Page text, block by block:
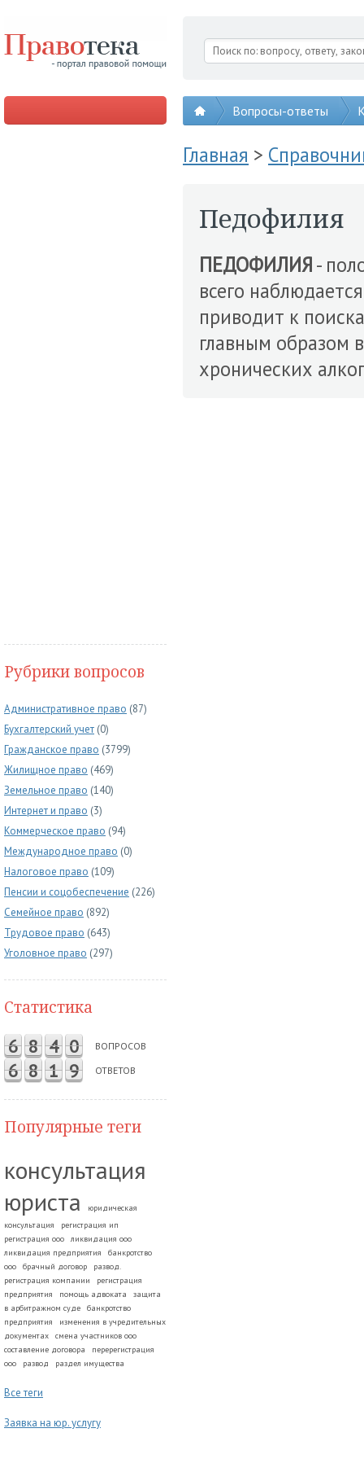
Вопросы-ответы
Рубрики вопросов
Административное право (87)
Бухгалтерский учет (0)
Гражданское право (3799)
Жилищное право (469)
Земельное право (140)
Интернет и право (3)
Коммерческое право (94)
Международное право (0)
Налоговое право (109)
Пенсии и соцобеспечение (226)
Семейное право (892)
Трудовое право (643)
Уголовное право (297)
Статистика
6 8 4 0 ВОПРОСОВ
6 8 1 9 ОТВЕТОВ
Популярные теги
консультация
юриста
юридическая
консультация
регистрация ип
регистрация ооо
ликвидация ооо
ликвидация предприятия
банкротство
ооо
брачный договор
развод.
регистрация компании
регистрация
предприятия
помощь адвоката
защита
в арбитражном суде
банкротство
предприятия
изменения в учредительных
документах
смена участников ооо
составление договора
перерегистрация
ооо
развод раздел имущества
Все теги
Заявка на юр. услугу
Главная >
Педофилия
ПЕДОФИЛИЯ-
всего
приводит к
главным образом
хронических